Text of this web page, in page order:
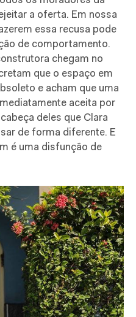
a oferta. Em nossa
essa recusa pode
de comportamento.
chegam no
que o espaço em
e acham que uma
aceita por
deles que Clara
de forma diferente. E
é uma disfunção de